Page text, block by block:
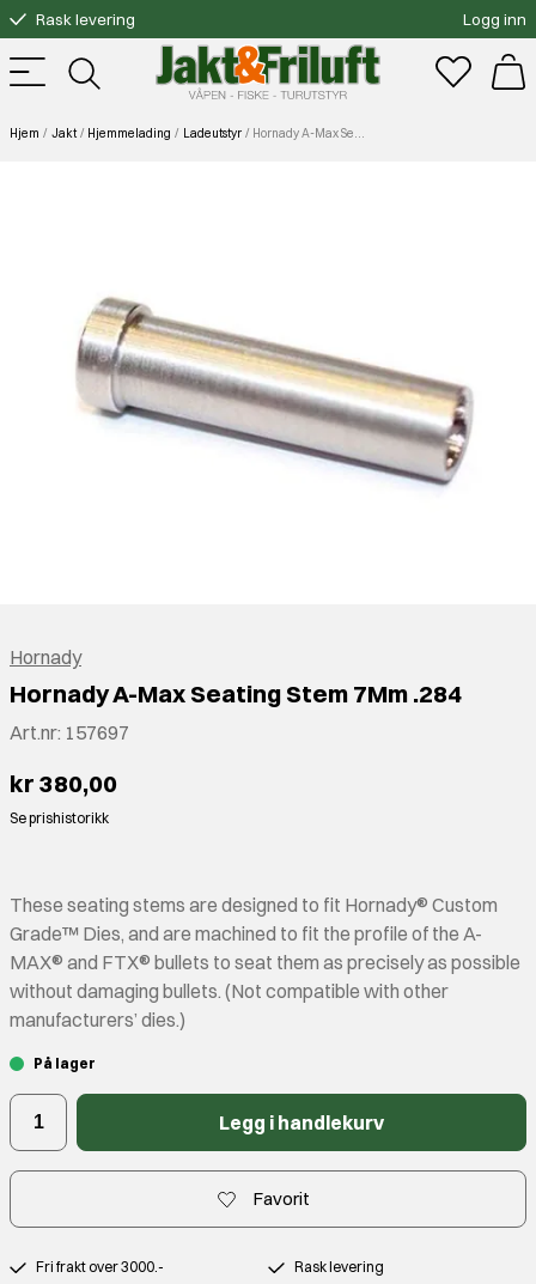
Rask levering
Gratis bytte
Fri frakt over 3000.-
Logg inn
Hjem Jakt Hjemmelading Ladeutstyr Hornady A-Max Seating Stem 7Mm .284
Hornady
Hornady A-Max Seating Stem 7Mm .284
Art.nr: 157697
kr 380,00
Se prishistorikk
These seating stems are designed to fit Hornady® Custom
Grade™ Dies, and are machined to fit the profile of the A-
MAX® and FTX® bullets to seat them as precisely as possible
without damaging bullets. (Not compatible with other
manufacturers’ dies.)
På lager
Legg i handlekurv
Favorit
Fri frakt over 3000.-
Rask levering